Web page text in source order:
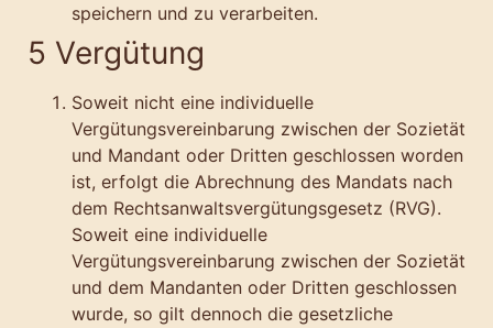
speichern und zu verarbeiten.
5 Vergütung
Soweit nicht eine individuelle
Vergütungsvereinbarung zwischen der Sozietät
und Mandant oder Dritten geschlossen worden
ist, erfolgt die Abrechnung des Mandats nach
dem Rechtsanwaltsvergütungsgesetz (RVG).
Soweit eine individuelle
Vergütungsvereinbarung zwischen der Sozietät
und dem Mandanten oder Dritten geschlossen
wurde, so gilt dennoch die gesetzliche